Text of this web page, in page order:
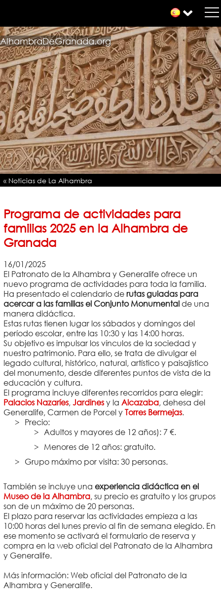
AlhambraDeGranada.org
« Noticias de La Alhambra
Programa de actividades para
familias 2025 en la Alhambra de
Granada
16/01/2025
El Patronato de la Alhambra y Generalife ofrece un
nuevo programa de actividades para toda la familia.
Ha presentado el calendario derutas guiadas para
acercar a las familias el Conjunto Monumental de una
manera didáctica.
Estas rutas tienen lugar los sábados y domingos del
período escolar, entre las 10:30 y las 14:00 horas.
Su objetivo es impulsar los vínculos de la sociedad y
nuestro patrimonio. Para ello, se trata de divulgar el
legado cultural, histórico, natural, artístico y paisajístico
del monumento, desde diferentes puntos de vista de la
educación y cultura.
El programa incluye diferentes recorridos para elegir:
Palacios Nazaríes, Jardinesy la Alcazaba, dehesa del
Generalife, Carmen de Porcel y Torres Bermejas.
Precio:
Adultos y mayores de 12 años): 7 €.
Menores de 12 años: gratuito.
Grupo máximo por visita: 30 personas.
También se incluye una experiencia didáctica en el
Museo de la Alhambra, su precio es gratuito y los grupos
son de un máximo de 20 personas.
El plazo para reservar las actividades empieza a las
10:00 horas del lunes previo al fin de semana elegido. En
ese momento se activará el formulario de reserva y
compra en la web oficial del Patronato de la Alhambra
y Generalife.
Más información: Web oficial del Patronato de la
Alhambra y Generalife.